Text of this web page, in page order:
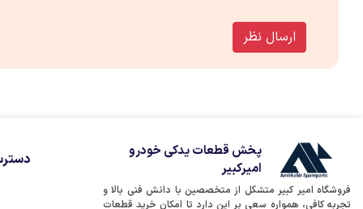
ارسال نظر
پخش قطعات یدکی خودرو
امیرکبیر
فروشگاه امیر کبیر متشکل از متخصصین با دانش فنی بالا و
تجربه کافی، همواره سعی بر این دارد تا امکان خرید قطعات